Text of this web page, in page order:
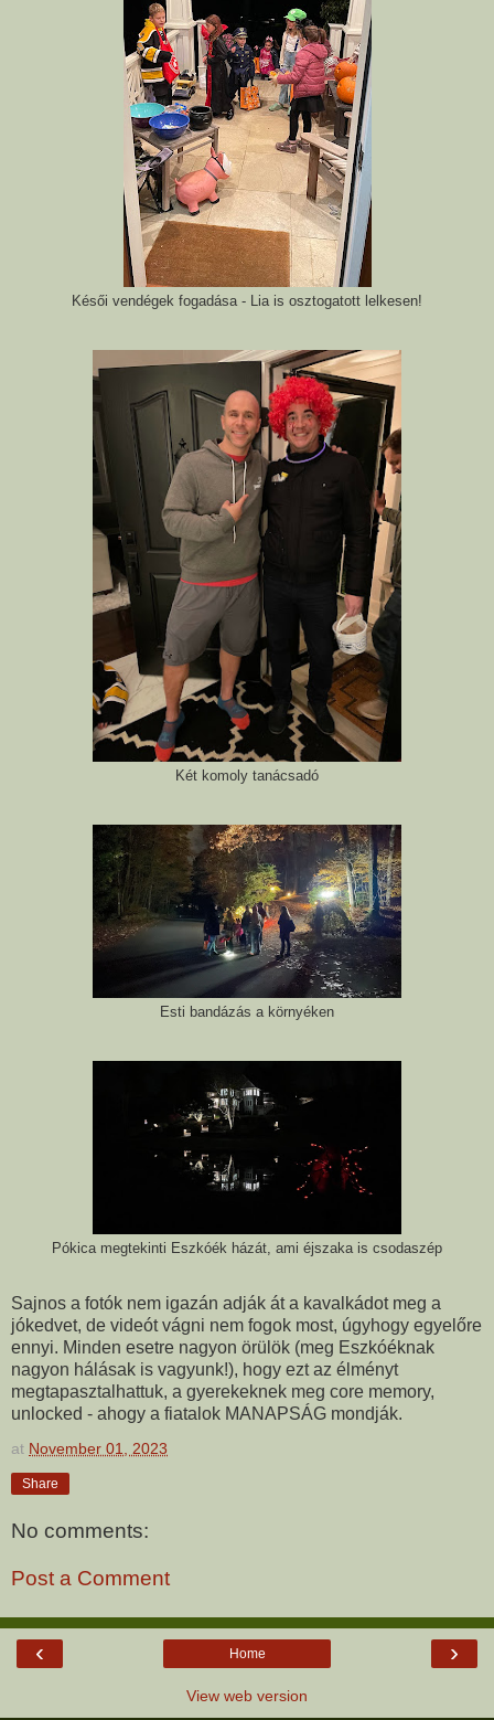
Késői vendégek fogadása - Lia is osztogatott lelkesen!
Két komoly tanácsadó
Esti bandázás a környéken
Pókica megtekinti Eszkóék házát, ami éjszaka is csodaszép
Sajnos a fotók nem igazán adják át a kavalkádot meg a
jókedvet, de videót vágni nem fogok most, úgyhogy egyelőre
ennyi. Minden esetre nagyon örülök (meg Eszkóéknak
nagyon hálásak is vagyunk!), hogy ezt az élményt
megtapasztalhattuk, a gyerekeknek meg core memory,
unlocked - ahogy a fiatalok MANAPSÁG mondják.
at November 01, 2023
Share
No comments:
Post a Comment
‹ ›
Home
View web version